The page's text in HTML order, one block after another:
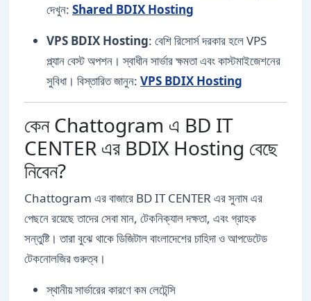
দেখুন: Shared BDIX Hosting
VPS BDIX Hosting: বেশি রিসোর্স দরকার হলে VPS
প্ল্যান বেস্ট অপশন। স্বাধীন সার্ভার ক্ষমতা এবং কাস্টমাইজেশনের
সুবিধা। বিস্তারিত জানুন: VPS BDIX Hosting
কেন Chattogram এ BD IT
CENTER এর BDIX Hosting বেছে
নিবেন?
Chattogram এর বাজারে BD IT CENTER এর সুনাম এর
পেছনে রয়েছে তাদের সেবা মান, টেকনিক্যাল দক্ষতা, এবং গ্রাহক
সন্তুষ্টি। তারা বুঝে থাকে ডিজিটাল বাংলাদেশের চাহিদা ও আপডেটেড
টেকনোলজির গুরুত্ব।
স্থানীয় সার্ভারের কারণে কম লেটেন্সি